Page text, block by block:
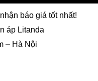
báo giá tốt nhất!
áp Litanda
– Hà Nội